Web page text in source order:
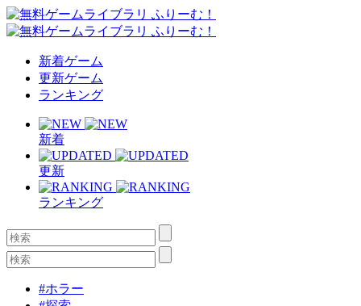
新着ゲーム
更新ゲーム
ランキング
新着
更新
ランキング
#ホラー